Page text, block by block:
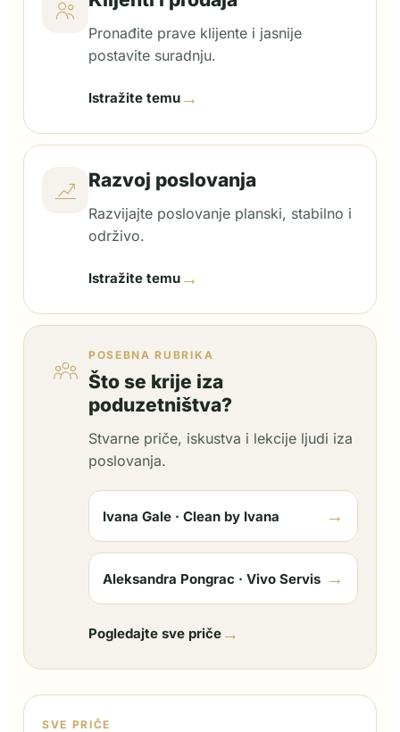
Pronađite prave klijente i jasnije
postavite suradnju.
Istražite temu →
Razvoj poslovanja
Razvijajte poslovanje planski, stabilno i
održivo.
Istražite temu →
POSEBNA RUBRIKA
Što se krije iza
poduzetništva?
Stvarne priče, iskustva i lekcije ljudi iza
poslovanja.
Ivana Gale · Clean by Ivana →
Aleksandra Pongrac · Vivo Servis →
Pogledajte sve priče →
SVE PRIČE